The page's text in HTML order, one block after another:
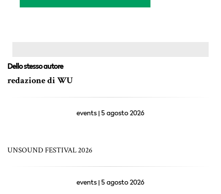
Dello stesso autore
redazione di WU
events | 5 agosto 2026
UNSOUND FESTIVAL 2026
events | 5 agosto 2026